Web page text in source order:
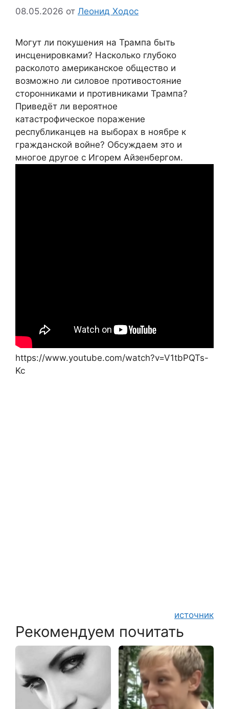
08.05.2026 от Леонид Ходос
Могут ли покушения на Трампа быть
инсценировками? Насколько глубоко
расколото американское общество и
возможно ли силовое противостояние
сторонниками и противниками Трампа?
Приведёт ли вероятное
катастрофическое поражение
республиканцев на выборах в ноябре к
гражданской войне? Обсуждаем это и
многое другое с Игорем Айзенбергом.
https://www.youtube.com/watch?v=V1tbPQTs-
Kc
источник
Рекомендуем почитать